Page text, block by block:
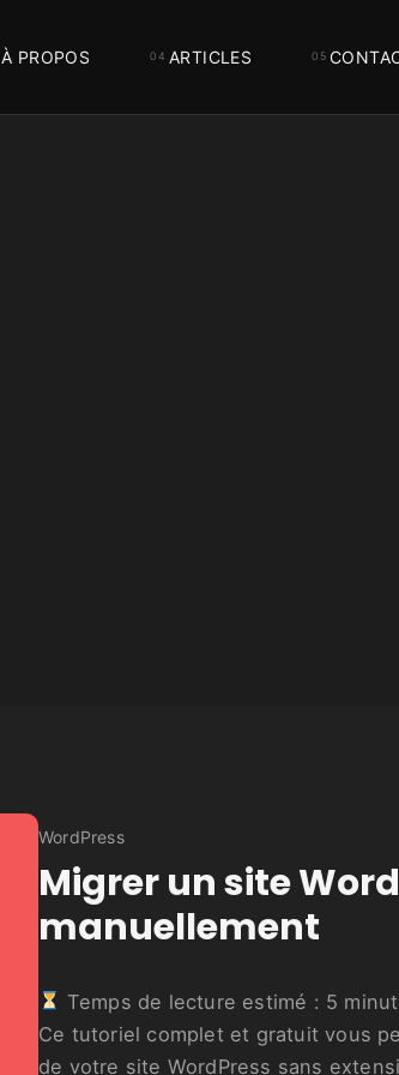
À PROPOS ARTICLES
WordPress
Migrer un site
manuellement
Temps de lecture estimé : 5
Ce tutoriel complet et gratuit vous
de votre site WordPress sans